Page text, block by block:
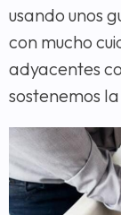
usando unos
con mucho
adyacentes
sostenemos